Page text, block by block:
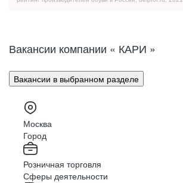
Вакансии компании « КАРИ »
Вакансии в выбранном разделе
Москва
Город
Розничная торговля
Сферы деятельности